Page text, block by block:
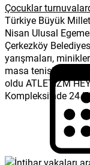
Çocuklar
Türkiye Büyük Millet
Nisan Ulusal
Çerkezköy
yarışmaları,
masa tenisi
oldu ATLETİZM
Kompleksi’nde 24